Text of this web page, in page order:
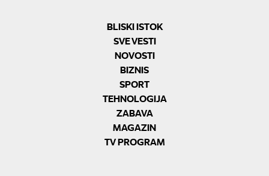
BLISKI ISTOK
SVE VESTI
NOVOSTI
BIZNIS
SPORT
TEHNOLOGIJA
ZABAVA
MAGAZIN
TV PROGRAM